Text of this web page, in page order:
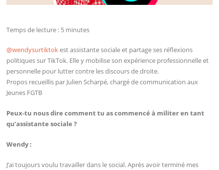
Temps de lecture : 5 minutes
@wendysurtiktokest assistante sociale et partage ses réflexions
politiques sur TikTok. Elle y mobilise son expérience professionnelle et
personnelle pour lutter contre les discours de droite.
Propos recueillis par Julien Scharpé, chargé de communication aux
Jeunes FGTB
Peux-tu nous dire comment tu as commencé à militer en tant
qu’assistante sociale ?
Wendy :
J’ai toujours voulu travailler dans le social. Après avoir terminé mes